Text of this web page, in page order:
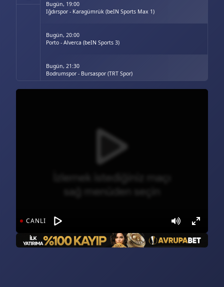
CANLI
Bugün, 19:00
Iğdırspor - Karagümrük (beIN Sports Max 1)
Bugün, 20:00
Porto - Alverca (beIN Sports 3)
Bugün, 21:30
Bodrumspor - Bursaspor (TRT Spor)
Vanspor - Kayserispor (beIN Sports Max 1)
Yarın, 21:30